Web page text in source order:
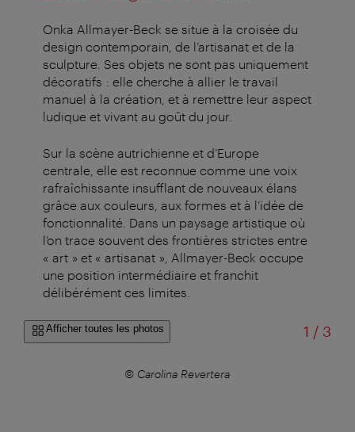
Onka Allmayer-Beck se situe à la croisée du
design contemporain, de l’artisanat et de la
sculpture. Ses objets ne sont pas uniquement
décoratifs : elle cherche à allier le travail
manuel à la création, et à remettre leur aspect
ludique et vivant au goût du jour.
Sur la scène autrichienne et d’Europe
centrale, elle est reconnue comme une voix
rafraîchissante insufflant de nouveaux élans
grâce aux couleurs, aux formes et à l’idée de
fonctionnalité. Dans un paysage artistique où
l’on trace souvent des frontières strictes entre
« art » et « artisanat », Allmayer-Beck occupe
une position intermédiaire et franchit
délibérément ces limites.
Afficher toutes les photos 1 /sur
3
© Carolina Revertera